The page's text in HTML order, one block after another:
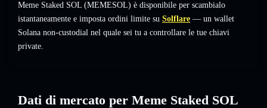
Meme Staked SOL (MEMESOL) è disponibile per scambialo
istantaneamente e imposta ordini limite su Solflare — un wallet
Solana non-custodial nel quale sei tu a controllare le tue chiavi
private.
Dati di mercato per Meme Staked SOL